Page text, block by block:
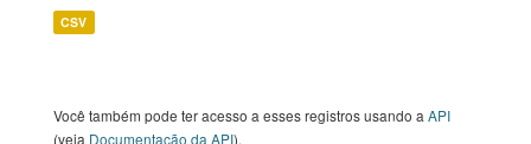
CSV
Você também pode ter acesso a esses registros usando a API
(veja Documentação da API).